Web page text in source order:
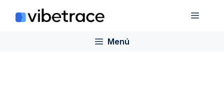
Menú
Menú